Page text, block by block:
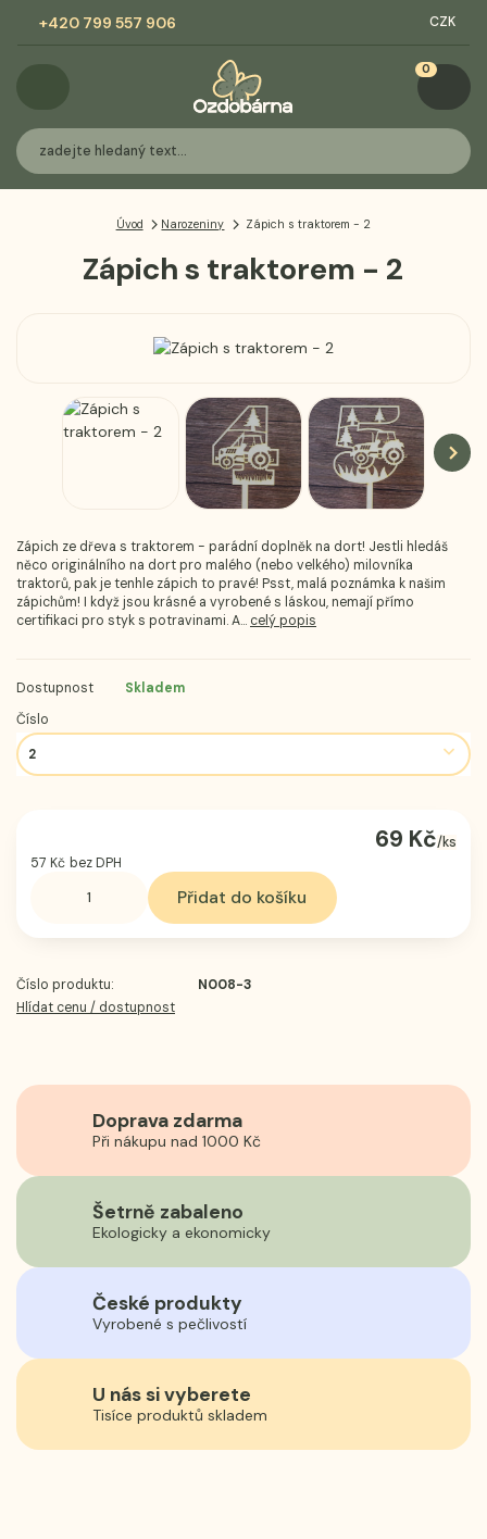
+420 799 557 906 CZK
0
Úvod Narozeniny Zápich s traktorem - 2
Zápich s traktorem - 2
Zápich ze dřeva s traktorem - parádní doplněk na dort! Jestli hledáš
něco originálního na dort pro malého (nebo velkého) milovníka
traktorů, pak je tenhle zápich to pravé! Psst, malá poznámka k našim
zápichům! I když jsou krásné a vyrobené s láskou, nemají přímo
certifikaci pro styk s potravinami. A... celý popis
Dostupnost
Skladem
Číslo
69 Kč/ks
57 Kč bez DPH
Přidat do košíku
Číslo produktu:
N008-3
Hlídat cenu / dostupnost
Doprava zdarma
Při nákupu nad 1000 Kč
Šetrně zabaleno
Ekologicky a ekonomicky
České produkty
Vyrobené s pečlivostí
U nás si vyberete
Tisíce produktů skladem